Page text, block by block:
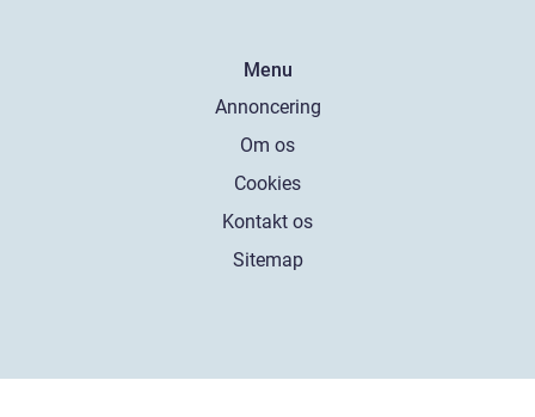
Menu
Annoncering
Om os
Cookies
Kontakt os
Sitemap